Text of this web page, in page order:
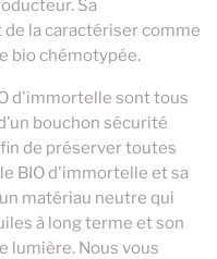
Sa
la caractériser comme
bio chémotypée.
d'immortelle sont tous
bouchon sécurité
de préserver toutes
BIO d'immortelle et sa
matériau neutre qui
à long terme et son
lumière. Nous vous